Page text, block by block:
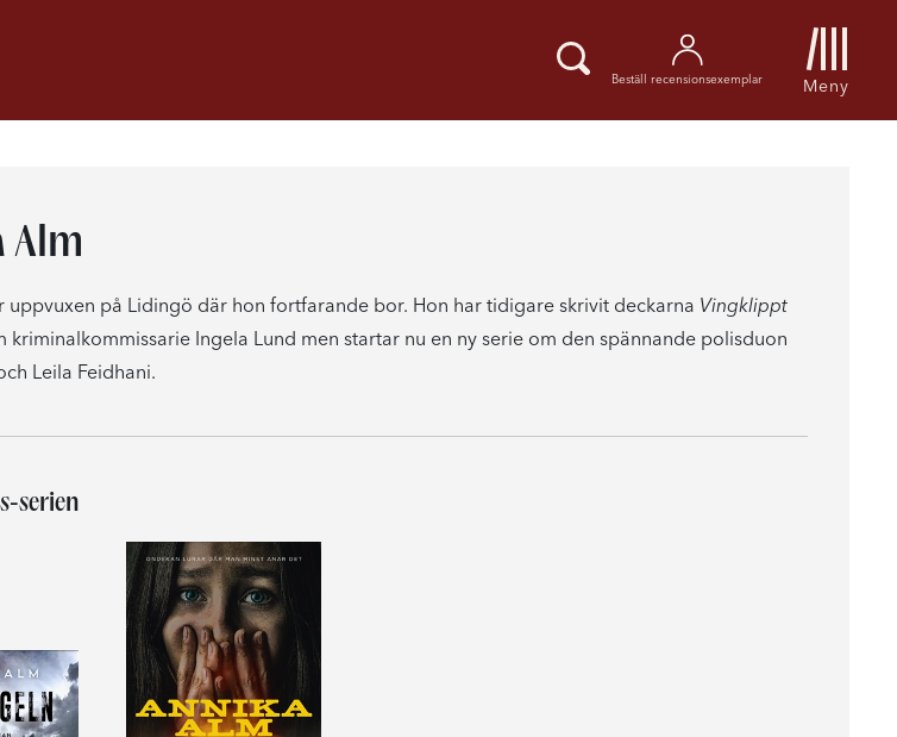
Beställ recensionsexemplar Meny
Alm
uppvuxen på Lidingö där hon fortfarande bor. Hon har tidigare skrivit deckarna Vingklippt
kriminalkommissarie Ingela Lund men startar nu en ny serie om den spännande polisduon
Leila Feidhani.
serien